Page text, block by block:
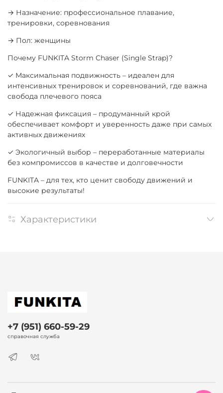
→ Назначение: профессиональное плавание,
тренировки, соревнования
→ Пол: женщины
Почему FUNKITA Storm Chaser (Single Strap)?
✓ Максимальная подвижность – идеален для
интенсивных тренировок и соревнований, где важна
свобода плечевого пояса
✓ Надежная фиксация – продуманный крой
обеспечивает комфорт и уверенность даже при самых
активных движениях
✓ Экологичный выбор – переработанные материалы
без компромиссов в качестве и долговечности
FUNKITA – для тех, кто ценит свободу движений и
высокие результаты!
Характеристики
+7 (951) 660-59-29
справочная служба